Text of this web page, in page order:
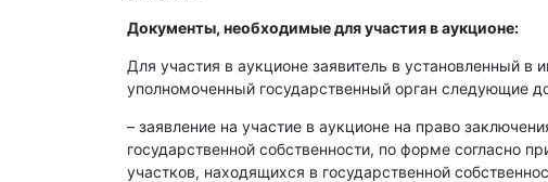
Документы, необходимые для участия в аукционе:
Для участия в аукционе заявитель в установленный
уполномоченный государственный орган следующие
– заявление на участие в аукционе на право
государственной собственности, по форме согласно
участков, находящихся в государственной